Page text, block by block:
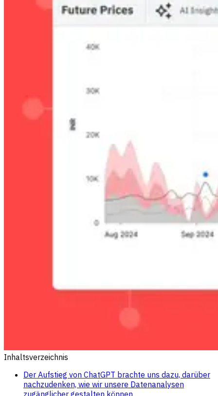
Inhaltsverzeichnis
Der Aufstieg von ChatGPT brachte uns dazu, darüber
nachzudenken, wie wir unsere Datenanalysen
zugänglicher gestalten können